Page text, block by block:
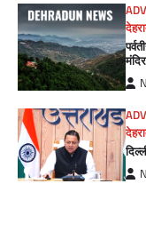
मंदिर